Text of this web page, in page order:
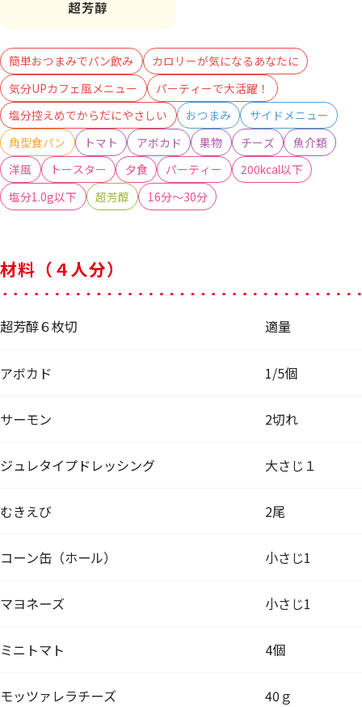
簡単おつまみでパン飲み
カロリーが気になるあなたに
気分UPカフェ風メニュー
パーティーで大活躍！
塩分控えめでからだにやさしい
おつまみ
サイドメニュー
角型食パン
トマト アボカド 果物 チーズ
魚介類
洋風
トースター 夕食 パーティー
200kcal以下
塩分1.0g以下
超芳醇 16分～30分
材料（４人分）
超芳醇６枚切 適量
アボカド 1/5個
サーモン 2切れ
ジュレタイプドレッシング 大さじ１
むきえび 2尾
コーン缶（ホール） 小さじ1
マヨネーズ 小さじ1
ミニトマト 4個
モッツァレラチーズ 40ｇ